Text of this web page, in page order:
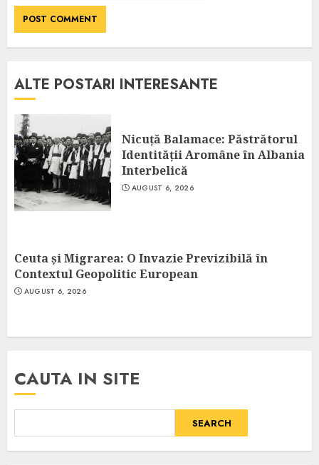
ALTE POSTARI INTERESANTE
Nicuță Balamace: Păstrătorul
Identității Aromâne în Albania
Interbelică
AUGUST 6, 2026
Ceuta și Migrarea: O Invazie Previzibilă în
Contextul Geopolitic European
AUGUST 6, 2026
CAUTA IN SITE
SEARCH